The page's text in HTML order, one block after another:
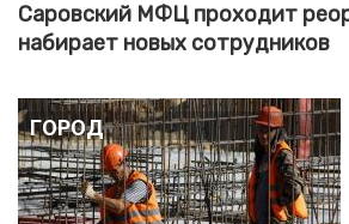
Саровский МФЦ проходит
набирает новых сотрудников
Город